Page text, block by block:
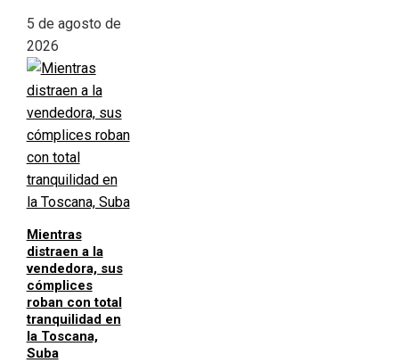
5 de agosto de
2026
Mientras
distraen a la
vendedora, sus
cómplices
roban con total
tranquilidad en
la Toscana,
Suba